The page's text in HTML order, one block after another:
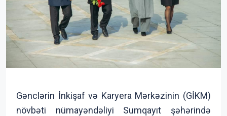
Gənclərin İnkişaf və Karyera Mərkəzinin (GİKM)
növbəti nümayəndəliyi Sumqayıt şəhərində